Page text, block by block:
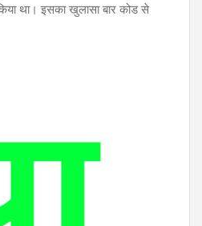
था। इसका खुलासा बार कोड से